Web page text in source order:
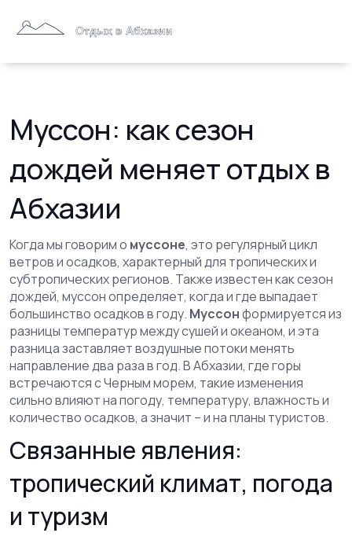
Муссон: как сезон
дождей меняет отдых в
Абхазии
Когда мы говорим о муссоне, это регулярный цикл
ветров и осадков, характерный для тропических и
субтропических регионов. Также известен каксезон
дождей, муссон определяет, когда и где выпадает
большинство осадков в году. Муссонформируется из
разницы температур между сушей и океаном, и эта
разница заставляет воздушные потоки менять
направление два раза в год. В Абхазии, где горы
встречаются с Черным морем, такие изменения
сильно влияют напогоду, температуру, влажность и
количество осадков, а значит – и на планы туристов.
Связанные явления:
тропический климат, погода
и туризм